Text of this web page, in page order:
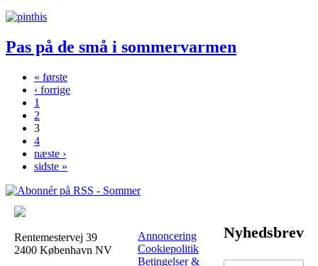
Pas på de små i sommervarmen
Sider
« første
‹ forrige
1
2
3
4
næste ›
sidste »
Rentemestervej 39
2400 København NV
Annoncering
Cookiepolitik
Betingelser &
Nyhedsbrev